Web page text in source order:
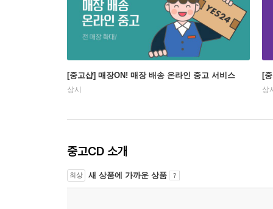
[중고샵] 매장ON! 매장 배송 온라인 중고 서비스
상시
[
상
중고CD 소개
최상 새 상품에 가까운 상품